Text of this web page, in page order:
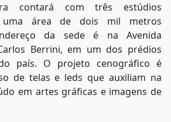
contará com três estúdios
uma área de dois mil metros
da sede é na Avenida
Berrini, em um dos prédios
país. O projeto cenográfico é
de telas e leds que auxiliam na
em artes gráficas e imagens de